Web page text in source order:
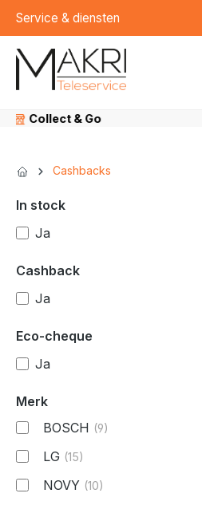
Service & diensten
Cashbacks
In stock
Ja
Cashback
Ja
Eco-cheque
Ja
Merk
BOSCH (9)
LG (15)
NOVY (10)